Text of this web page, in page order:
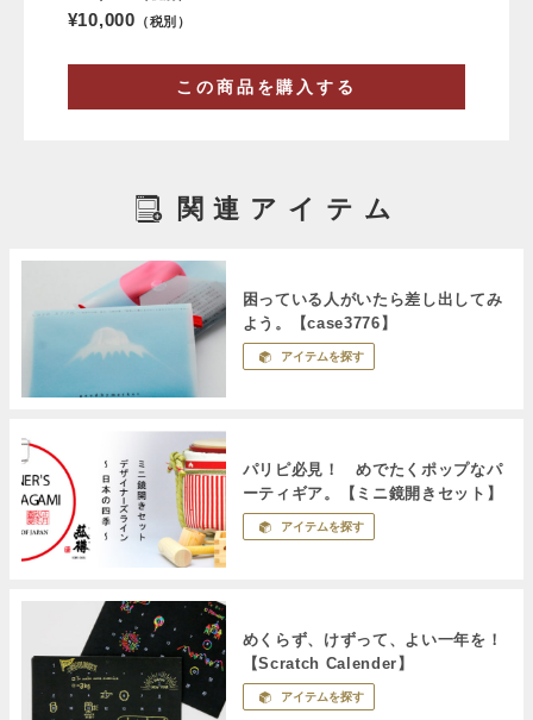
¥10,000 （税別）
この商品を購入する
関連アイテム
困っている人がいたら差し出してみ
よう。【case3776】
アイテムを探す
パリピ必見！ めでたくポップなパ
ーティギア。【ミニ鏡開きセット】
アイテムを探す
めくらず、けずって、よい一年を！
【Scratch Calender】
アイテムを探す